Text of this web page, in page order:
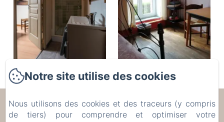
Les Trois Voisins
Notre site utilise des cookies
Nous utilisons des cookies et des traceurs (y compris
de tiers) pour comprendre et optimiser votre